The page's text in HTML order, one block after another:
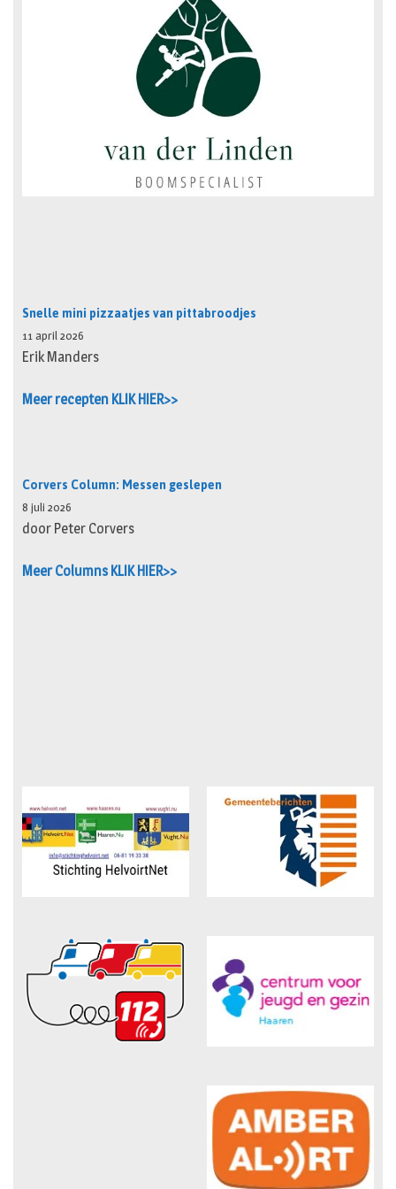
Snelle mini pizzaatjes van pittabroodjes
11 april 2026
Erik Manders
Meer recepten KLIK HIER>>
Corvers Column: Messen geslepen
8 juli 2026
door Peter Corvers
Meer Columns KLIK HIER>>